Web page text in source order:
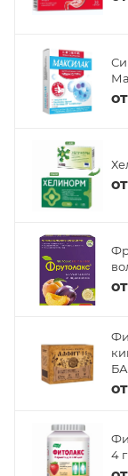
от
от
от
от
4